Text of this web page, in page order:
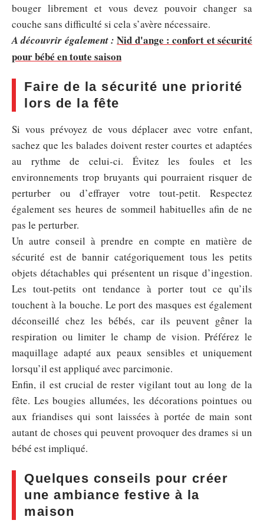
bouger librement et vous devez pouvoir changer sa
couche sans difficulté si cela s’avère nécessaire.
A découvrir également : Nid d'ange : confort et sécurité
pour bébé en toute saison
Faire de la sécurité une priorité
lors de la fête
Si vous prévoyez de vous déplacer avec votre enfant,
sachez que les balades doivent rester courtes et adaptées
au rythme de celui-ci. Évitez les foules et les
environnements trop bruyants qui pourraient risquer de
perturber ou d’effrayer votre tout-petit. Respectez
également ses heures de sommeil habituelles afin de ne
pas le perturber.
Un autre conseil à prendre en compte en matière de
sécurité est de bannir catégoriquement tous les petits
objets détachables qui présentent un risque d’ingestion.
Les tout-petits ont tendance à porter tout ce qu’ils
touchent à la bouche. Le port des masques est également
déconseillé chez les bébés, car ils peuvent gêner la
respiration ou limiter le champ de vision. Préférez le
maquillage adapté aux peaux sensibles et uniquement
lorsqu’il est appliqué avec parcimonie.
Enfin, il est crucial de rester vigilant tout au long de la
fête. Les bougies allumées, les décorations pointues ou
aux friandises qui sont laissées à portée de main sont
autant de choses qui peuvent provoquer des drames si un
bébé est impliqué.
Quelques conseils pour créer
une ambiance festive à la
maison